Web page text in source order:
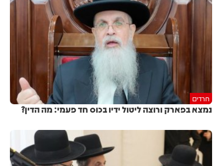
חרדים
נמצא בפארק ורוצה ליטול ידיו בכוס חד פעמי: מה הדין?